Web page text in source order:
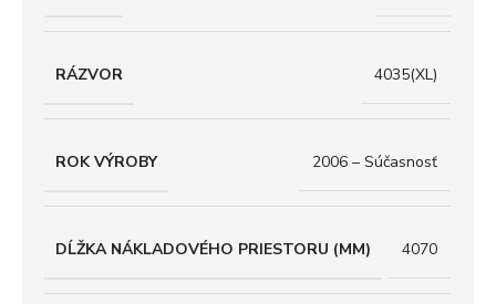
RÁZVOR 4035(XL)
ROK VÝROBY 2006 – Súčasnosť
DĹŽKA NÁKLADOVÉHO PRIESTORU (MM) 4070